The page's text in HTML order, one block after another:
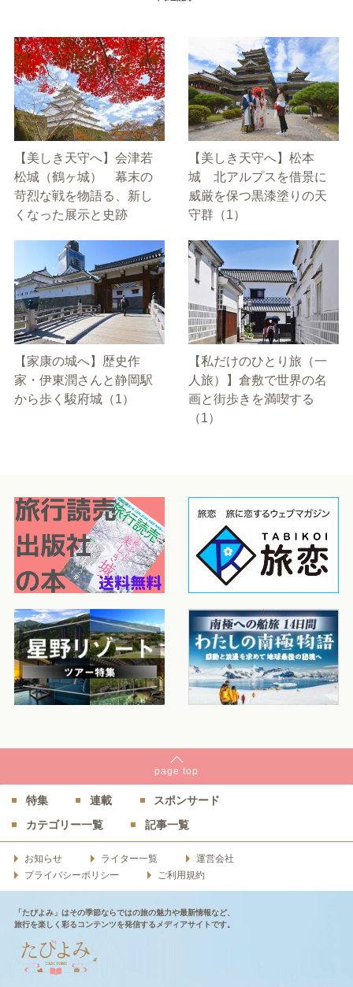
【美しき天守へ】会津若
松城（鶴ヶ城） 幕末の
苛烈な戦を物語る、新し
くなった展示と史跡
【美しき天守へ】松本
城 北アルプスを借景に
威厳を保つ黒漆塗りの天
守群（1）
【家康の城へ】歴史作
家・伊東潤さんと静岡駅
から歩く駿府城（1）
【私だけのひとり旅（一
人旅）】倉敷で世界の名
画と街歩きを満喫する
（1）
page top
特集 連載
スポンサード
カテゴリー一覧
記事一覧
お知らせ ライター一覧
運営会社
プライバシーポリシー
ご利用規約
「たびよみ」はその季節ならではの旅の魅力や最新情報など、
旅行を楽しく彩るコンテンツを発信するメディアサイトです。